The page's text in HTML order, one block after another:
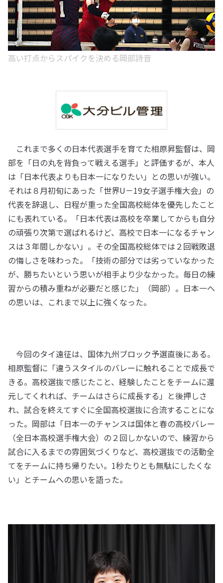
高い打点からスパイクを決める岡部詩音
これまで多くの日本代表選手を育てた相原昇監督は、岡
部を「日の丸を背負って戦える選手」と評価するが、本人
は「日本代表よりも日本一になりたい」との思いが強い。
それは８月初旬にあった「世界U－19女子選手権大会」の
代表を辞退し、日程が重った全国高校総体を優先したこと
にも表れている。「日本代表は高校を卒業してからも自分
の頑張り次第で選ばれるけど、高校で日本一になるチャン
スは３年間しかない」。その全国高校総体では２回戦敗退
の悔しさを味わった。「技術の部分では劣っていなかった
が、勝ちたいという思いが相手より少なかった。毎日の練
習からの積み重ねが必要だと感じた」（岡部）。日本一へ
の思いは、これまで以上に強くなった。
今回のタイ遠征は、国体九州ブロック予選直後にある。
相原監督に「違うスタイルのバレーに触れることで成長で
きる。高校選抜で感じたこと、経験したことをチームに還
元してくれれば、チームはさらに成長する」と後押しさ
れ、試合を終えてすぐに全国高校選抜に合流することにな
った。岡部は「日本一のチャンスは国体と春の高校バレー
（全日本高校選手権大会）の２回しかないので、練習から
試合に入るまでの雰囲気づくりなど、高校選抜での活動全
てをチームに持ち帰りたい。1秒たりとも無駄にしたくな
い」とチームへの思いを語った。